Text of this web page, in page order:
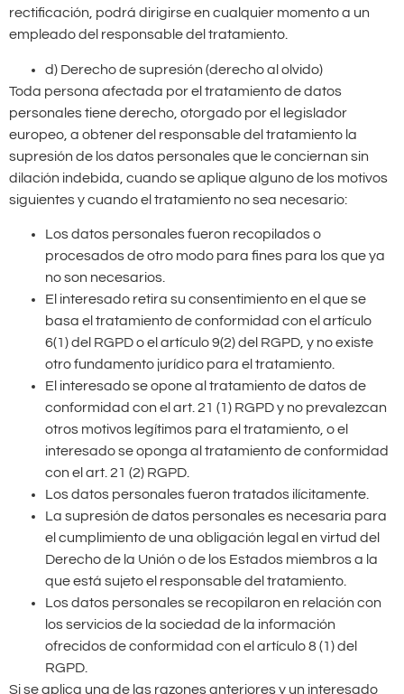
rectificación, podrá dirigirse en cualquier momento a un
empleado del responsable del tratamiento.
d) Derecho de supresión (derecho al olvido)
Toda persona afectada por el tratamiento de datos
personales tiene derecho, otorgado por el legislador
europeo, a obtener del responsable del tratamiento la
supresión de los datos personales que le conciernan sin
dilación indebida, cuando se aplique alguno de los motivos
siguientes y cuando el tratamiento no sea necesario:
Los datos personales fueron recopilados o
procesados de otro modo para fines para los que ya
no son necesarios.
El interesado retira su consentimiento en el que se
basa el tratamiento de conformidad con el artículo
6(1) del RGPD o el artículo 9(2) del RGPD, y no existe
otro fundamento jurídico para el tratamiento.
El interesado se opone al tratamiento de datos de
conformidad con el art. 21 (1) RGPD y no prevalezcan
otros motivos legítimos para el tratamiento, o el
interesado se oponga al tratamiento de conformidad
con el art. 21 (2) RGPD.
Los datos personales fueron tratados ilícitamente.
La supresión de datos personales es necesaria para
el cumplimiento de una obligación legal en virtud del
Derecho de la Unión o de los Estados miembros a la
que está sujeto el responsable del tratamiento.
Los datos personales se recopilaron en relación con
los servicios de la sociedad de la información
ofrecidos de conformidad con el artículo 8 (1) del
RGPD.
Si se aplica una de las razones anteriores y un interesado